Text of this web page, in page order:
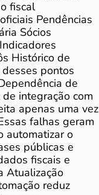
fiscal
Pendências
Sócios
Histórico de
pontos
de
integração com
apenas uma vez
falhas geram
automatizar o
públicas e
fiscais e
Atualização
reduz